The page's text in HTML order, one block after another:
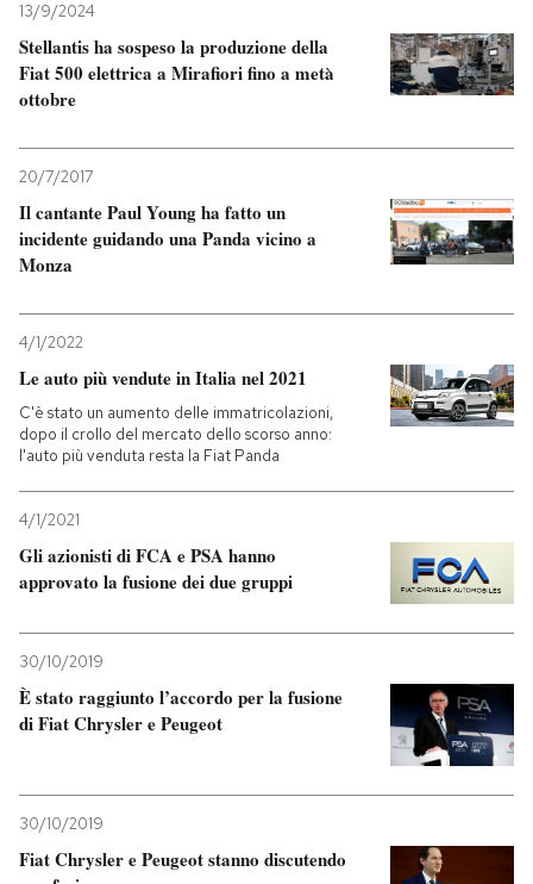
13/9/2024
Stellantis ha sospeso la produzione della
Fiat 500 elettrica a Mirafiori fino a metà
ottobre
20/7/2017
Il cantante Paul Young ha fatto un
incidente guidando una Panda vicino a
Monza
4/1/2022
Le auto più vendute in Italia nel 2021
C'è stato un aumento delle immatricolazioni,
dopo il crollo del mercato dello scorso anno:
l'auto più venduta resta la Fiat Panda
4/1/2021
Gli azionisti di FCA e PSA hanno
approvato la fusione dei due gruppi
30/10/2019
È stato raggiunto l’accordo per la fusione
di Fiat Chrysler e Peugeot
30/10/2019
Fiat Chrysler e Peugeot stanno discutendo